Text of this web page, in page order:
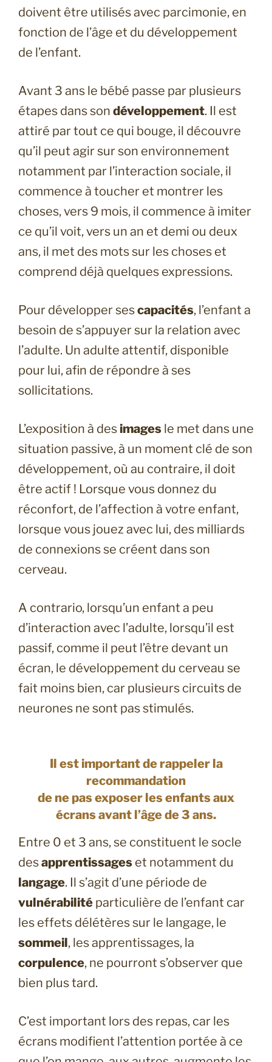
doivent être utilisés avec parcimonie, en
fonction de l’âge et du développement
de l’enfant.
Avant 3 ans le bébé passe par plusieurs
étapes dans son développement. Il est
attiré par tout ce qui bouge, il découvre
qu’il peut agir sur son environnement
notamment par l’interaction sociale, il
commence à toucher et montrer les
choses, vers 9 mois, il commence à imiter
ce qu’il voit, vers un an et demi ou deux
ans, il met des mots sur les choses et
comprend déjà quelques expressions.
Pour développer sescapacités, l’enfant a
besoin de s’appuyer sur la relation avec
l’adulte. Un adulte attentif, disponible
pour lui, afin de répondre à ses
sollicitations.
L’exposition à des images le met dans une
situation passive, à un moment clé de son
développement, où au contraire, il doit
être actif ! Lorsque vous donnez du
réconfort, de l’affection à votre enfant,
lorsque vous jouez avec lui, des milliards
de connexions se créent dans son
cerveau.
A contrario, lorsqu’un enfant a peu
d’interaction avec l’adulte, lorsqu’il est
passif, comme il peut l’être devant un
écran, le développement du cerveau se
fait moins bien, car plusieurs circuits de
neurones ne sont pas stimulés.
Il est important de rappeler la
recommandation
de ne pas exposer les enfants aux
écrans avant l’âge de 3 ans.
Entre 0 et 3 ans, se constituent le socle
desapprentissages et notamment du
langage. Il s’agit d’une période de
vulnérabilité particulière de l’enfant car
les effets délétères sur le langage, le
sommeil, les apprentissages, la
corpulence, ne pourront s’observer que
bien plus tard.
C’est important lors des repas, car les
écrans modifient l’attention portée à ce